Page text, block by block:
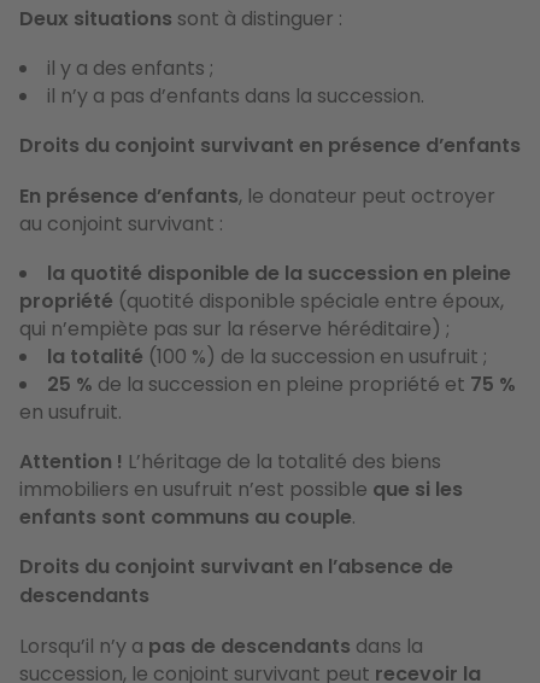
Deux situations sont à distinguer :
il y a des enfants ;
il n’y a pas d’enfants dans la succession.
Droits du conjoint survivant en présence d’enfants
En présence d’enfants, le donateur peut octroyer
au conjoint survivant :
la quotité disponible de la succession en pleine
propriété (quotité disponible spéciale entre époux,
qui n’empiète pas sur la réserve héréditaire) ;
la totalité (100 %) de la succession en usufruit ;
25 % de la succession en pleine propriété et 75 %
en usufruit.
Attention ! L’héritage de la totalité des biens
immobiliers en usufruit n’est possible que si les
enfants sont communs au couple.
Droits du conjoint survivant en l’absence de
descendants
Lorsqu’il n’y a pas de descendants dans la
succession, le conjoint survivant peut recevoir la